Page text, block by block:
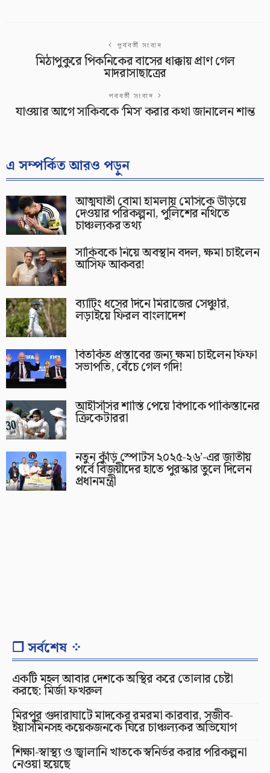
পূর্ববর্তী সংবাদ
মিঠাপুকুরে পিকনিকের বাসের ধাক্কায় প্রাণ গেল
মাদরাসাছাত্রের
পরবর্তী সংবাদ
যাওয়ার আগে সাকিবকে ‘মিস’ করার কথা জানালেন শান্ত
এ সম্পর্কিত আরও পড়ুন
আত্মঘাতী বোমা হামলায় মেসিকে উড়িয়ে
দেওয়ার পরিকল্পনা, পুলিশের নথিতে
চাঞ্চল্যকর তথ্য
সাকিবকে নিয়ে অবস্থান বদল, ক্ষমা চাইলেন
আসিফ আকবর!
ব্যাটিং ধসের দিনে মিরাজের সেঞ্চুরি,
লড়াইয়ে ফিরল বাংলাদেশ
বিতর্কিত প্রস্তাবের জন্য ক্ষমা চাইলেন ফিফা
সভাপতি, বেঁচে গেল গদি!
আইসিসির শাস্তি পেয়ে বিপাকে পাকিস্তানের
ক্রিকেটাররা
নতুন কুঁড়ি স্পোর্টস ২০২৫-২৬’-এর জাতীয়
পর্বে বিজয়ীদের হাতে পুরস্কার তুলে দিলেন
প্রধানমন্ত্রী
❐ সর্বশেষ ⁘
একটি মহল আবার দেশকে অস্থির করে তোলার চেষ্টা
করছে: মির্জা ফখরুল
মিরপুর গুদারাঘাটে মাদকের রমরমা কারবার, সজীব-
ইয়াসমিনসহ কয়েকজনকে ঘিরে চাঞ্চল্যকর অভিযোগ
শিক্ষা-স্বাস্থ্য ও জ্বালানি খাতকে স্বনির্ভর করার পরিকল্পনা
নেওয়া হয়েছে